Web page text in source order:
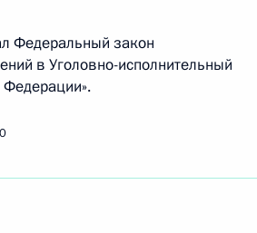
Федеральный закон
в Уголовно-исполнительный
Федерации».